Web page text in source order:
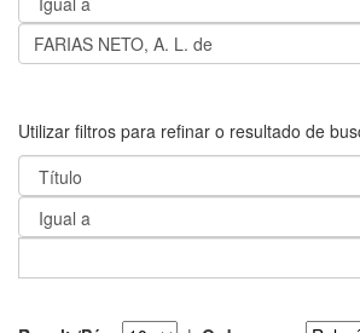
Utilizar filtros para refinar o resultado de